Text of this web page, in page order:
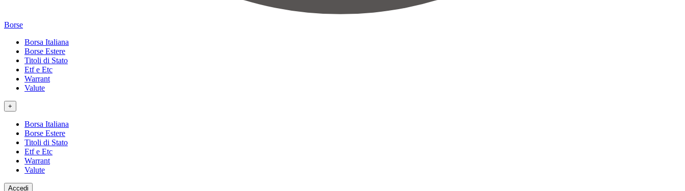
Borse
Borsa Italiana
Borse Estere
Titoli di Stato
Etf e Etc
Warrant
Valute
+
Borsa Italiana
Borse Estere
Titoli di Stato
Etf e Etc
Warrant
Valute
Accedi